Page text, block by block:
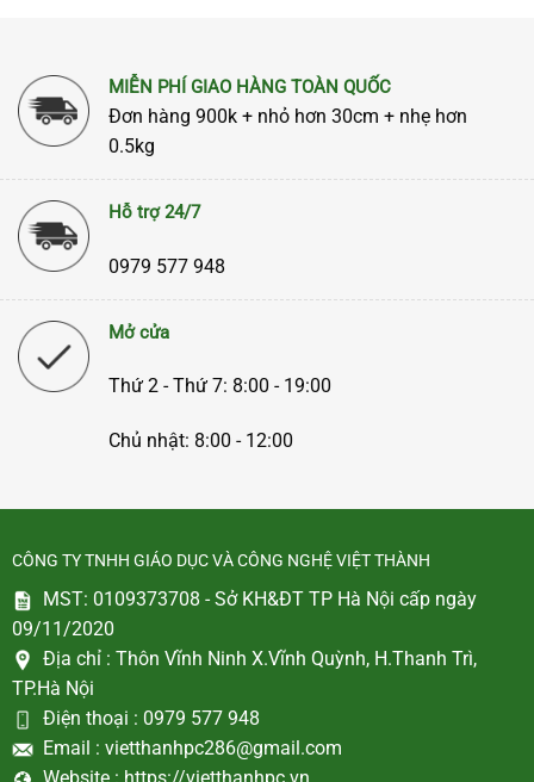
MIỄN PHÍ GIAO HÀNG TOÀN QUỐC
Đơn hàng 900k + nhỏ hơn 30cm + nhẹ hơn
0.5kg
Hỗ trợ 24/7
0979 577 948
Mở cửa
Thứ 2 - Thứ 7: 8:00 - 19:00
Chủ nhật: 8:00 - 12:00
CÔNG TY TNHH GIÁO DỤC VÀ CÔNG NGHỆ VIỆT THÀNH
MST: 0109373708 - Sở KH&ĐT TP Hà Nội cấp ngày
09/11/2020
Địa chỉ : Thôn Vĩnh Ninh X.Vĩnh Quỳnh, H.Thanh Trì,
TP.Hà Nội
Điện thoại : 0979 577 948
Email : vietthanhpc286@gmail.com